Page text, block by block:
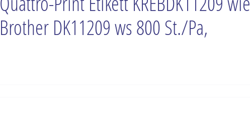
Brother DK11209 ws 800 St./Pa,